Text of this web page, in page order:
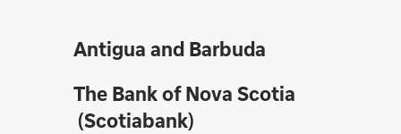
Antigua and Barbuda
The Bank of Nova Scotia
(Scotiabank)